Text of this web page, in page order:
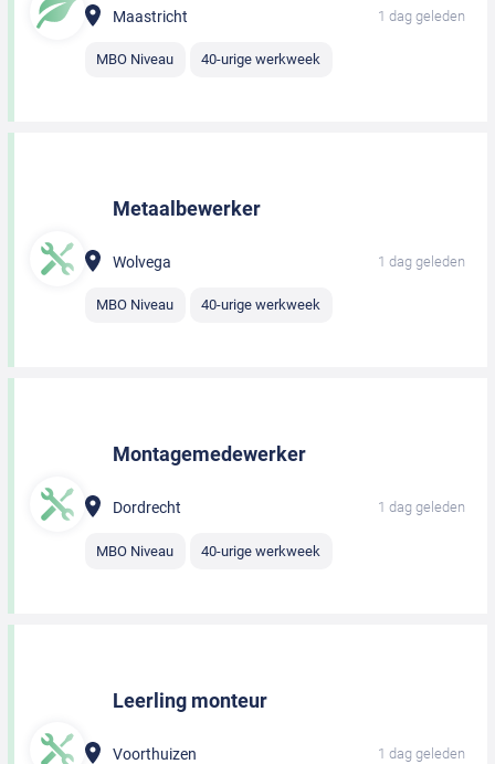
Maastricht 1 dag geleden
MBO Niveau 40-urige werkweek
Metaalbewerker
Wolvega 1 dag geleden
MBO Niveau 40-urige werkweek
Montagemedewerker
Dordrecht 1 dag geleden
MBO Niveau 40-urige werkweek
Leerling monteur
Voorthuizen 1 dag geleden